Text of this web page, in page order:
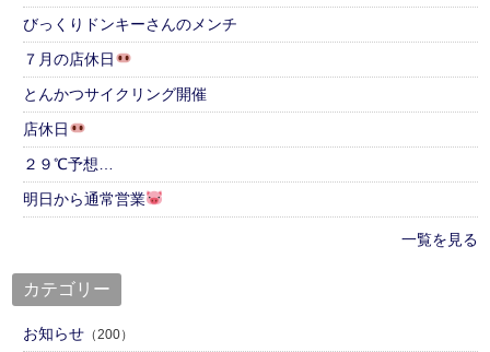
びっくりドンキーさんのメンチ
７月の店休日
とんかつサイクリング開催
店休日
２９℃予想…
明日から通常営業
一覧を見る
カテゴリー
お知らせ （200）